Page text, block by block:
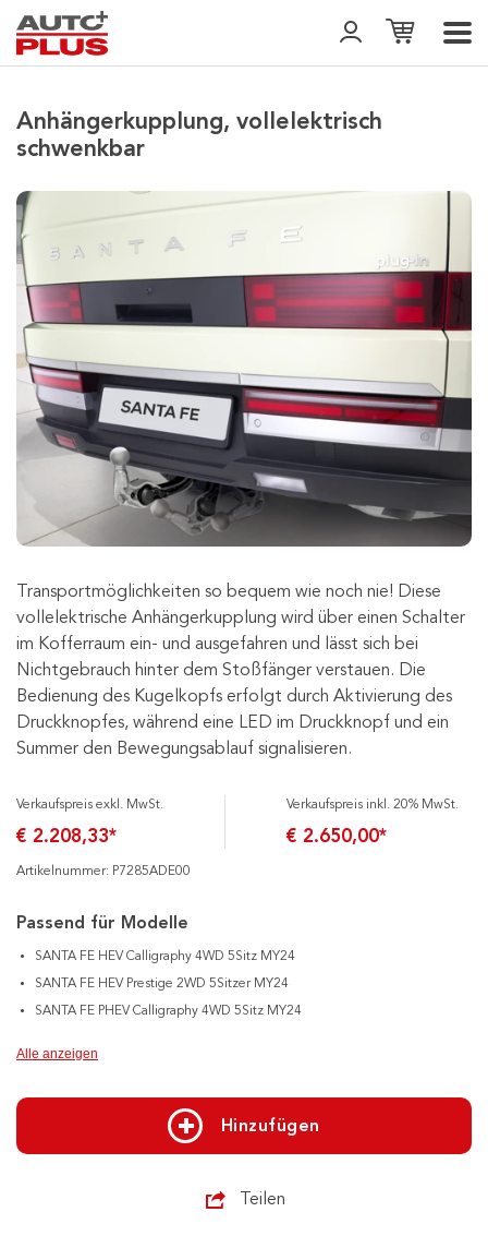
Anhängerkupplung, vollelektrisch
schwenkbar
Transportmöglichkeiten so bequem wie noch nie! Diese
vollelektrische Anhängerkupplung wird über einen Schalter
im Kofferraum ein- und ausgefahren und lässt sich bei
Nichtgebrauch hinter dem Stoßfänger verstauen. Die
Bedienung des Kugelkopfs erfolgt durch Aktivierung des
Druckknopfes, während eine LED im Druckknopf und ein
Summer den Bewegungsablauf signalisieren.
Verkaufspreis exkl. MwSt.
€ 2.208,33*
Verkaufspreis inkl. 20% MwSt.
€ 2.650,00*
Artikelnummer: P7285ADE00
Passend für Modelle
SANTA FE HEV Calligraphy 4WD 5Sitz MY24
SANTA FE HEV Prestige 2WD 5Sitzer MY24
SANTA FE PHEV Calligraphy 4WD 5Sitz MY24
Alle anzeigen
Hinzufügen
Teilen